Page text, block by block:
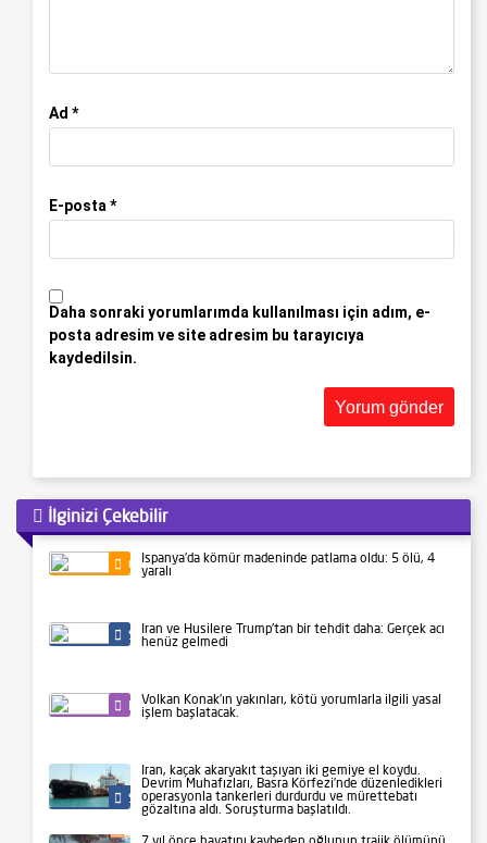
Ad *
E-posta*
Daha sonraki yorumlarımda kullanılması için adım, e-
posta adresim ve site adresim bu tarayıcıya
kaydedilsin.
İlginizi Çekebilir
Gündem
İspanya’da kömür madeninde patlama oldu: 5 ölü, 4
yaralı
Siyaset
İran ve Husilere Trump’tan bir tehdit daha: Gerçek acı
henüz gelmedi
Kültür-Sanat
Volkan Konak’ın yakınları, kötü yorumlarla ilgili yasal
işlem başlatacak.
Siyaset
İran, kaçak akaryakıt taşıyan iki gemiye el koydu.
Devrim Muhafızları, Basra Körfezi’nde düzenledikleri
operasyonla tankerleri durdurdu ve mürettebatı
gözaltına aldı. Soruşturma başlatıldı.